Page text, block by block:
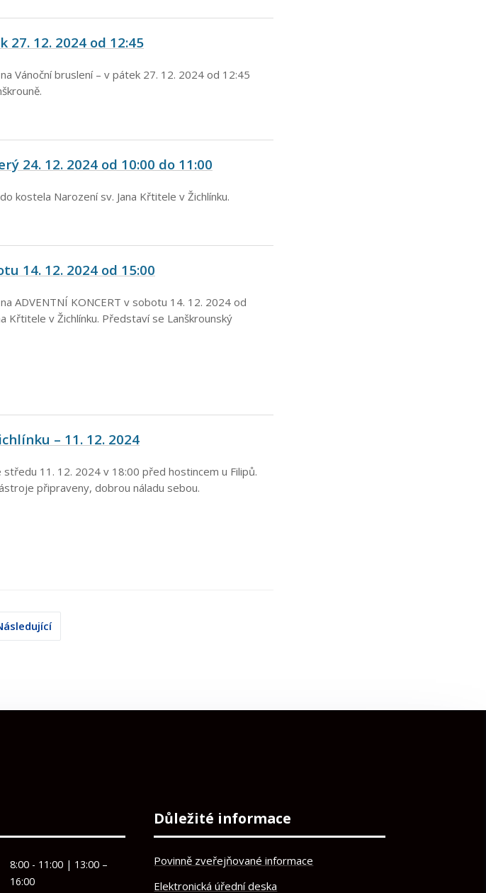
12. 2024 od 12:45
Vánoční bruslení – v pátek 27. 12. 2024 od 12:45
24. 12. 2024 od 10:00 do 11:00
kostela Narození sv. Jana Křtitele v Žichlínku.
14. 12. 2024 od 15:00
ADVENTNÍ KONCERT v sobotu 14. 12. 2024 od
Křtitele v Žichlínku. Představí se Lanškrounský
– 11. 12. 2024
11. 12. 2024 v 18:00 před hostincem u Filipů.
připraveny, dobrou náladu sebou.
8:00 - 11:00 | 13:00 –
16:00
Důležité informace
Povinně zveřejňované informace
Elektronická úřední deska